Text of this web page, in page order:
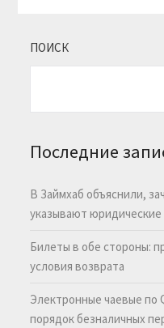
ПОИСК
Последние
В Займхаб объяснили,
указывают юридические
Билеты в обе стороны:
условия возврата
Электронные чаевые по
порядок безналичных